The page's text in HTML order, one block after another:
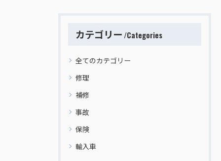
カテゴリー Categories
全てのカテゴリー
修理
補修
事故
保険
輸入車